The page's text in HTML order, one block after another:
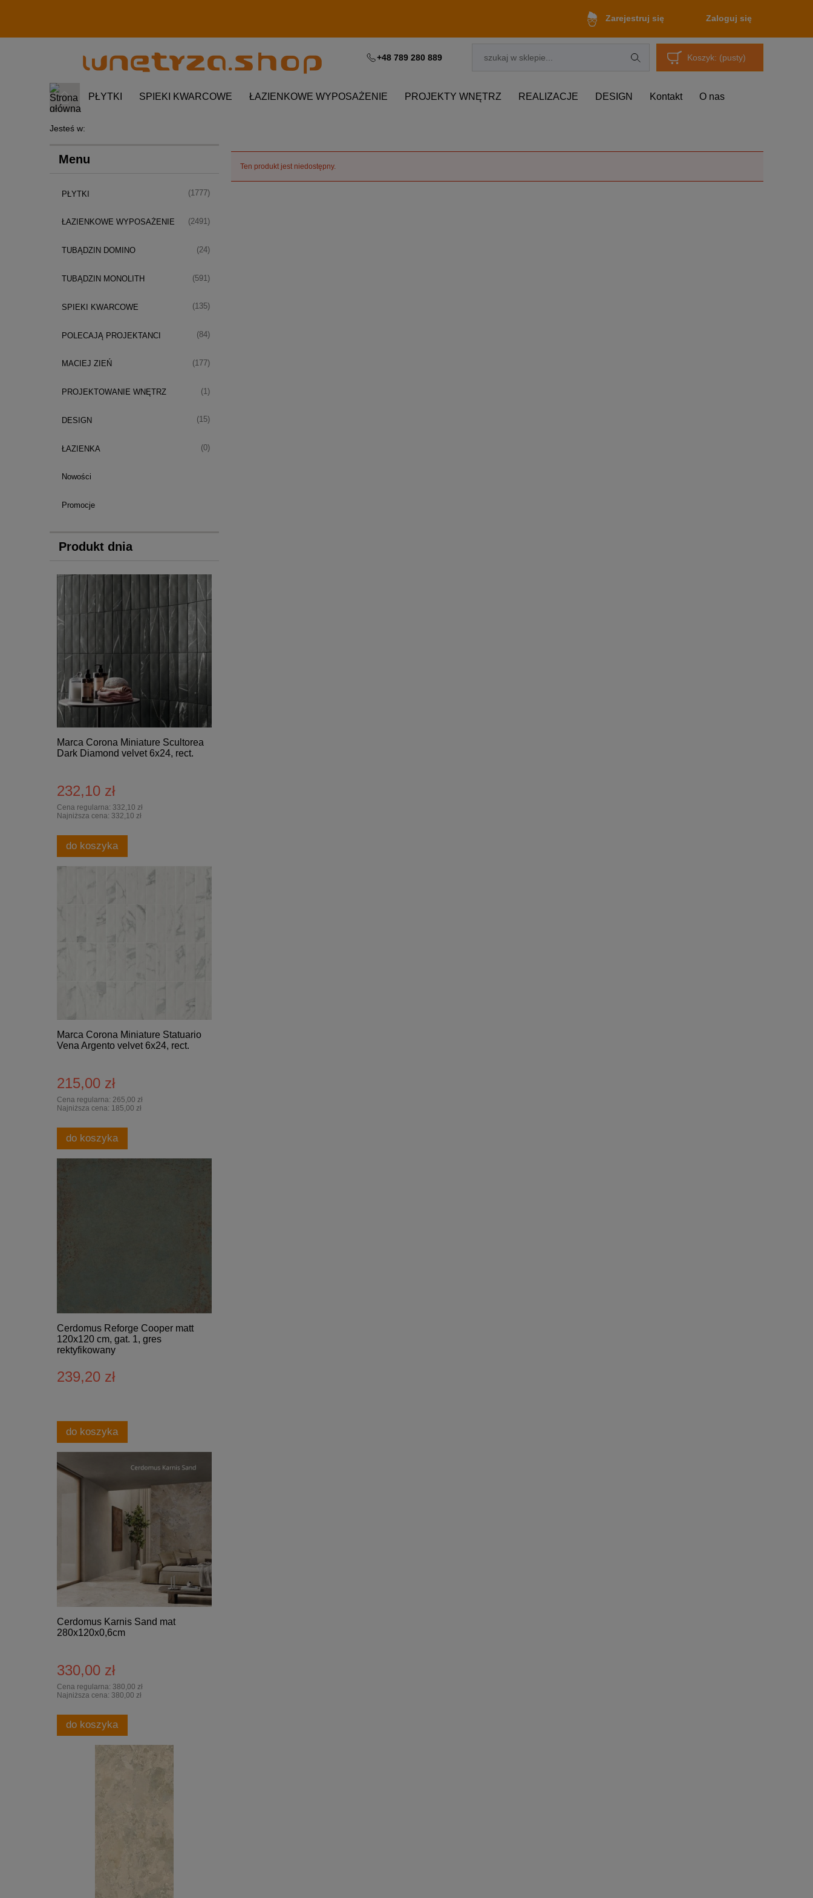
Zarejestruj się Zaloguj się
Koszyk: (pusty)
+48 789 280 889
PŁYTKI SPIEKI KWARCOWE ŁAZIENKOWE WYPOSAŻENIE PROJEKTY WNĘTRZ REALIZACJE DESIGN Kontakt O nas
Jesteś w:
Menu
PŁYTKI (1777)
ŁAZIENKOWE WYPOSAŻENIE (2491)
TUBĄDZIN DOMINO (24)
TUBĄDZIN MONOLITH (591)
SPIEKI KWARCOWE (135)
POLECAJĄ PROJEKTANCI (84)
MACIEJ ZIEŃ (177)
PROJEKTOWANIE WNĘTRZ (1)
DESIGN (15)
ŁAZIENKA (0)
Nowości
Promocje
Produkt dnia
Marca Corona Miniature Scultorea
Dark Diamond velvet 6x24, rect.
232,10 zł
Cena regularna: 332,10 zł
Najniższa cena: 332,10 zł
do koszyka
Marca Corona Miniature Statuario
Vena Argento velvet 6x24, rect.
215,00 zł
Cena regularna: 265,00 zł
Najniższa cena: 185,00 zł
do koszyka
Cerdomus Reforge Cooper matt
120x120 cm, gat. 1, gres
rektyfikowany
239,20 zł
do koszyka
Cerdomus Karnis Sand mat
280x120x0,6cm
330,00 zł
Cena regularna: 380,00 zł
Najniższa cena: 380,00 zł
do koszyka
Ten produkt jest niedostępny.